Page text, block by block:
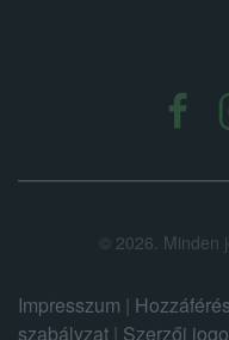
© 2026. Minden
Impresszum |
szabályzat | Szerzői